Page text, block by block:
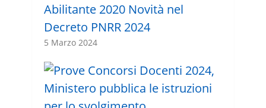
Abilitante 2020 Novità nel
Decreto PNRR 2024
5 Marzo 2024